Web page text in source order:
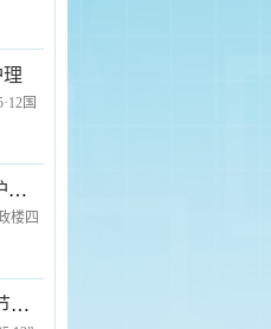
热
行以
核心
洪
轩
节
医
每项
国
展
题
科
纪
过
部
伟
护理部召开2021年1月份护士长例会
楼四
部主
。
长丰县中医院“5.12”护士节户外拓展训练活动